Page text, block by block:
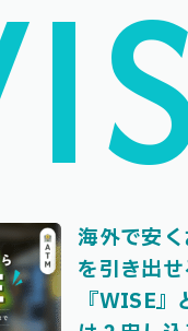
海外で安
を引き出
『WISE』